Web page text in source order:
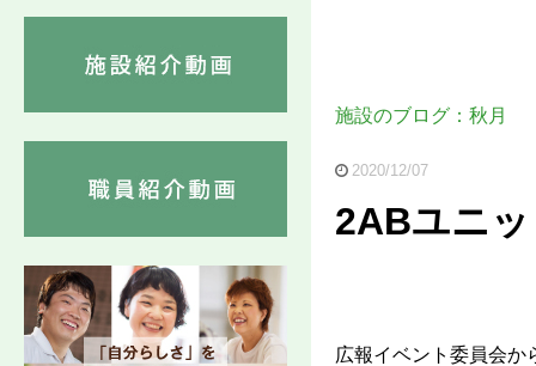
施設のブログ：秋月
2020/12/07
2ABユニ
広報イベント委員会か